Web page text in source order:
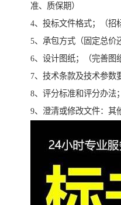
准、质保期）
4、投标文件格式；（招
5、承包方式（固定总价
6、设计图纸；（完善图
7、技术条款及技术参数
8、评分标准和评分办法
9、澄清或修改文件：其